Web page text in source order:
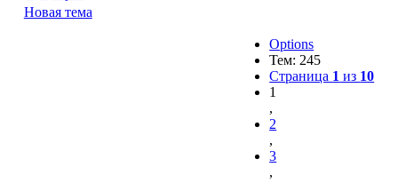
Новая тема
Options
Тем: 245
Страница 1 из 10
1
,
2
,
3
,